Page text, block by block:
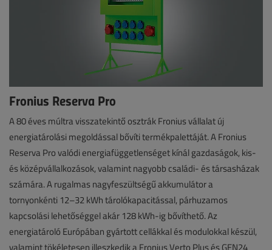
Fronius Reserva Pro
A 80 éves múltra visszatekintő osztrák Fronius vállalat új
energiatárolási megoldással bővíti termékpalettáját. A Fronius
Reserva Pro valódi energiafüggetlenséget kínál gazdaságok, kis-
és középvállalkozások, valamint nagyobb családi- és társasházak
számára. A rugalmas nagyfeszültségű akkumulátor a
tornyonkénti 12–32 kWh tárolókapacitással, párhuzamos
kapcsolási lehetőséggel akár 128 kWh-ig bővíthető. Az
energiatároló Európában gyártott cellákkal és modulokkal készül,
valamint tökéletesen illeszkedik a Fronius Verto Plus és GEN24